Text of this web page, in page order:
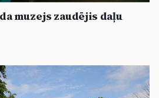
muzejs zaudējis daļu